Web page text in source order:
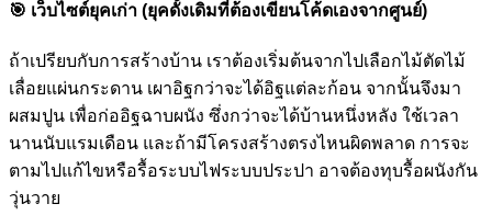
🎯 เว็บไซต์ยุคเก่า (ยุคดั้งเดิมที่ต้องเขียนโค้ดเองจากศูนย์)
ถ้าเปรียบกับการสร้างบ้าน เราต้องเริ่มต้นจากไปเลือกไม้ตัดไม้
เลื่อยแผ่นกระดาน เผาอิฐกว่าจะได้อิฐแต่ละก้อน จากนั้นจึงมา
ผสมปูน เพื่อก่ออิฐฉาบผนัง ซึ่งกว่าจะได้บ้านหนึ่งหลัง ใช้เวลา
นานนับแรมเดือน และถ้ามีโครงสร้างตรงไหนผิดพลาด การจะ
ตามไปแก้ไขหรือรื้อระบบไฟระบบประปา อาจต้องทุบรื้อผนังกัน
วุ่นวาย